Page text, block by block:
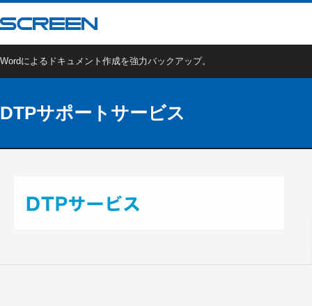
Wordによるドキュメント作成を強力バックアップ。
DTPサポートサービス